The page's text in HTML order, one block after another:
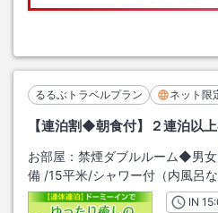
るるぶトラベルプラン ネット限
【連泊割◆朝食付】２連泊以
お部屋： 禁煙ダブルルーム◆男
備 /15平米/シャワー付（内風呂な
INチ